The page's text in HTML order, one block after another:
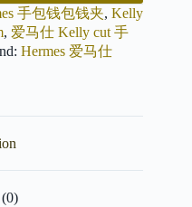
手包钱包钱夹, Kelly
, 爱马仕 Kelly cut 手
Hermes 爱马仕